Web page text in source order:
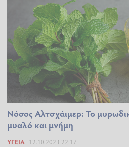
Nόσος Αλτσχάιμερ: Το
μυαλό και μνήμη
ΥΓΕΊΑ 12.10.2023 22:17